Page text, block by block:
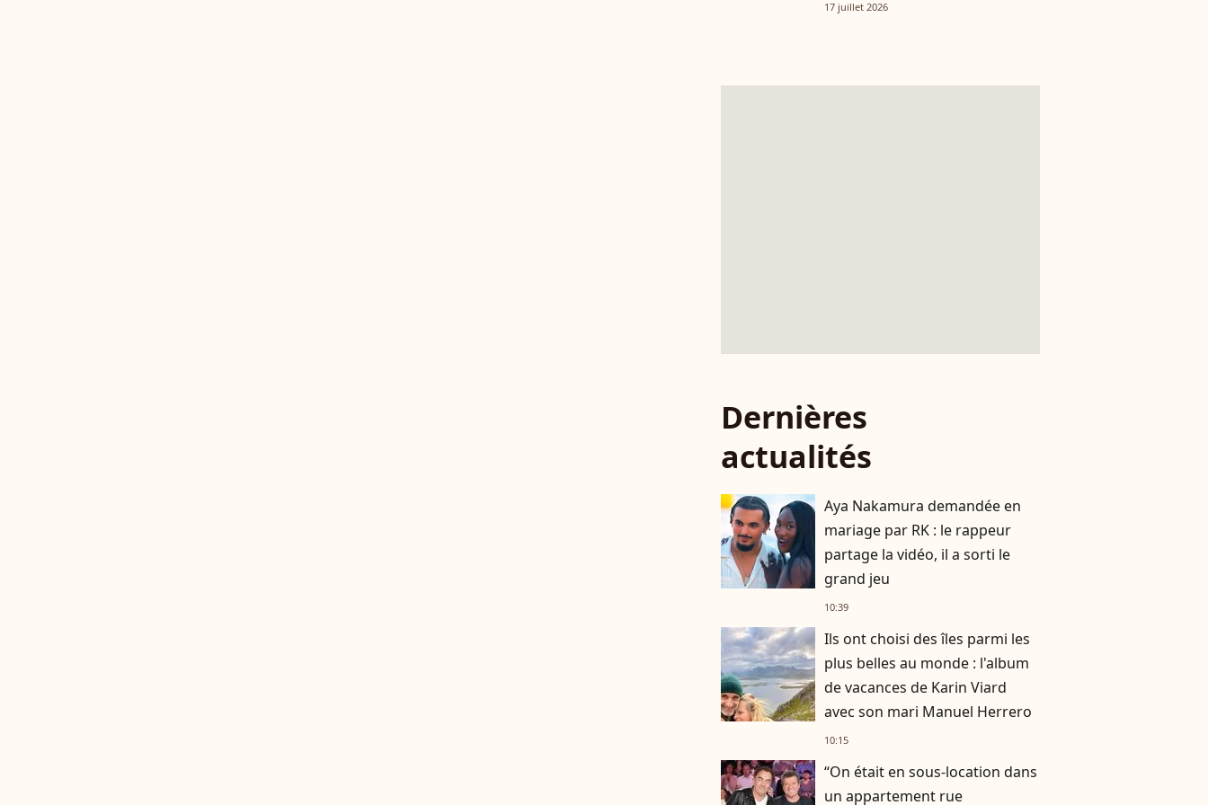
17 juillet 2026
Dernières
actualités
Aya Nakamura demandée en
mariage par RK : le rappeur
partage la vidéo, il a sorti le
grand jeu
10:39
Ils ont choisi des îles parmi les
plus belles au monde : l'album
de vacances de Karin Viard
avec son mari Manuel Herrero
10:15
“On était en sous-location dans
un appartement rue